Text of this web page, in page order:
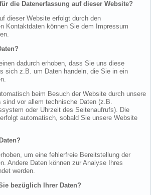
die Datenerfassung auf dieser Website?
dieser Website erfolgt durch den
Kontaktdaten können Sie dem Impressum
dadurch erhoben, dass Sie uns diese
sich z.B. um Daten handeln, die Sie in ein
beim Besuch der Website durch unsere
vor allem technische Daten (z.B.
oder Uhrzeit des Seitenaufrufs). Die
automatisch, sobald Sie unsere Website
um eine fehlerfreie Bereitstellung der
Andere Daten können zur Analyse Ihres
werden.
bezüglich Ihrer Daten?